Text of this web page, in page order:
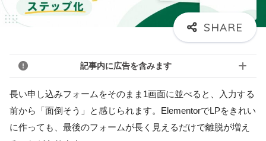
記事内に広告を含みます
長い申し込みフォームをそのまま1画面に並べると、入力する
前から「面倒そう」と感じられます。ElementorでLPをきれい
に作っても、最後のフォームが長く見えるだけで離脱が増え